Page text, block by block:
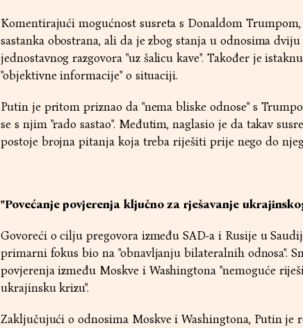
Komentirajući mogućnost susreta s Donaldom
sastanka obostrana, ali da je zbog stanja u odnosima
jednostavnog razgovora "uz šalicu kave". Također je
"objektivne informacije" o situaciji.
Putin je pritom priznao da "nema bliske odnose" s
se s njim "rado sastao". Međutim, naglasio je da takav
postoje brojna pitanja koja treba riješiti prije nego do
"Povećanje povjerenja ključno za rješavanje
Govoreći o cilju pregovora između SAD-a i Rusije u
primarni fokus bio na "obnavljanju bilateralnih odnosa".
povjerenja između Moskve i Washingtona "nemoguće
ukrajinsku krizu".
Zaključujući o odnosima Moskve i Washingtona, Putin je